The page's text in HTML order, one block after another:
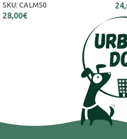
SKU: CALM50
28,00€